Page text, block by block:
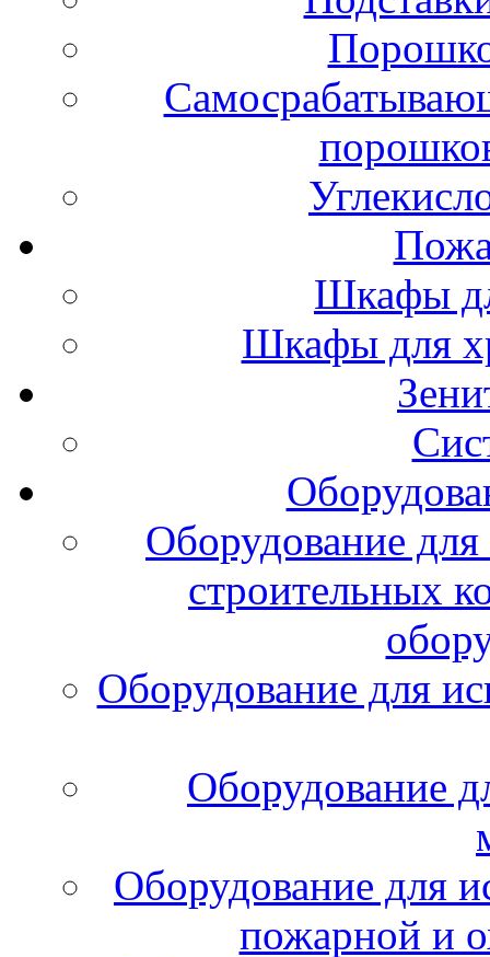
Шкафы
Шкафы для
Оборудование
строительных
Оборудование для
Оборудование
Оборудование для
пожарной и